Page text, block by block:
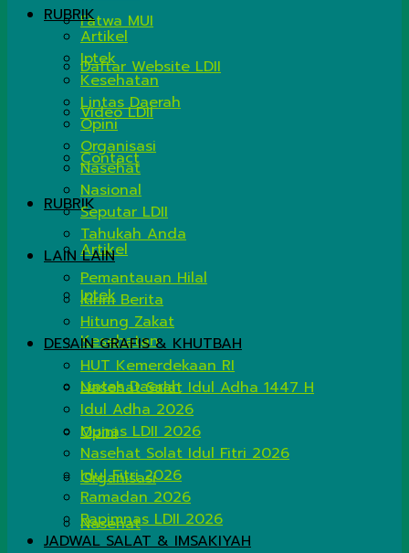
Fatwa MUI
Daftar Website LDII
Video LDII
Contact
RUBRIK
Artikel
Iptek
Kesehatan
Lintas Daerah
Opini
Organisasi
Nasehat
RUBRIK
Artikel
Iptek
Kesehatan
Lintas Daerah
Opini
Organisasi
Nasehat
Nasional
Seputar LDII
Tahukah Anda
LAIN LAIN
Pemantauan Hilal
Kirim Berita
Hitung Zakat
DESAIN GRAFIS & KHUTBAH
HUT Kemerdekaan RI
Nasehat Salat Idul Adha 1447 H
Idul Adha 2026
Munas LDII 2026
Nasehat Solat Idul Fitri 2026
Idul Fitri 2026
Ramadan 2026
Rapimnas LDII 2026
JADWAL SALAT & IMSAKIYAH